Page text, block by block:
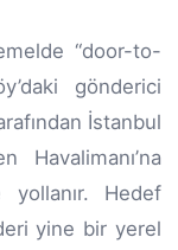
“door-to-
gönderici
İstanbul
Havalimanı’na
Hedef
yine bir yerel